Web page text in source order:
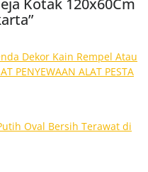
Kotak 120x60Cm
Dekor Kain Rempel Atau
PENYEWAAN ALAT PESTA
Oval Bersih Terawat di